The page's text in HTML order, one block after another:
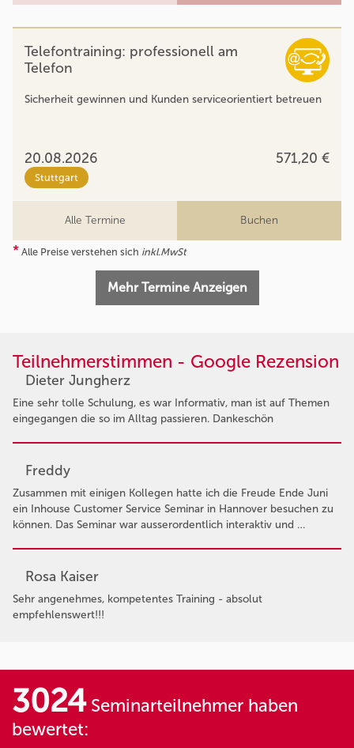
Telefontraining: professionell am
Telefon
Sicherheit gewinnen und Kunden serviceorientiert betreuen
20.08.2026 571,20 €
Stuttgart
Alle Termine Buchen
* Alle Preise verstehen sich inkl.MwSt
Mehr Termine Anzeigen
Teilnehmerstimmen - Google Rezension
Dieter Jungherz
Eine sehr tolle Schulung, es war Informativ, man ist auf Themen
eingegangen die so im Alltag passieren. Dankeschön
Freddy
Zusammen mit einigen Kollegen hatte ich die Freude Ende Juni
ein Inhouse Customer Service Seminar in Hannover besuchen zu
können. Das Seminar war ausserordentlich interaktiv und …
Rosa Kaiser
Sehr angenehmes, kompetentes Training - absolut
empfehlenswert!!!
3024Seminarteilnehmer haben
bewertet: